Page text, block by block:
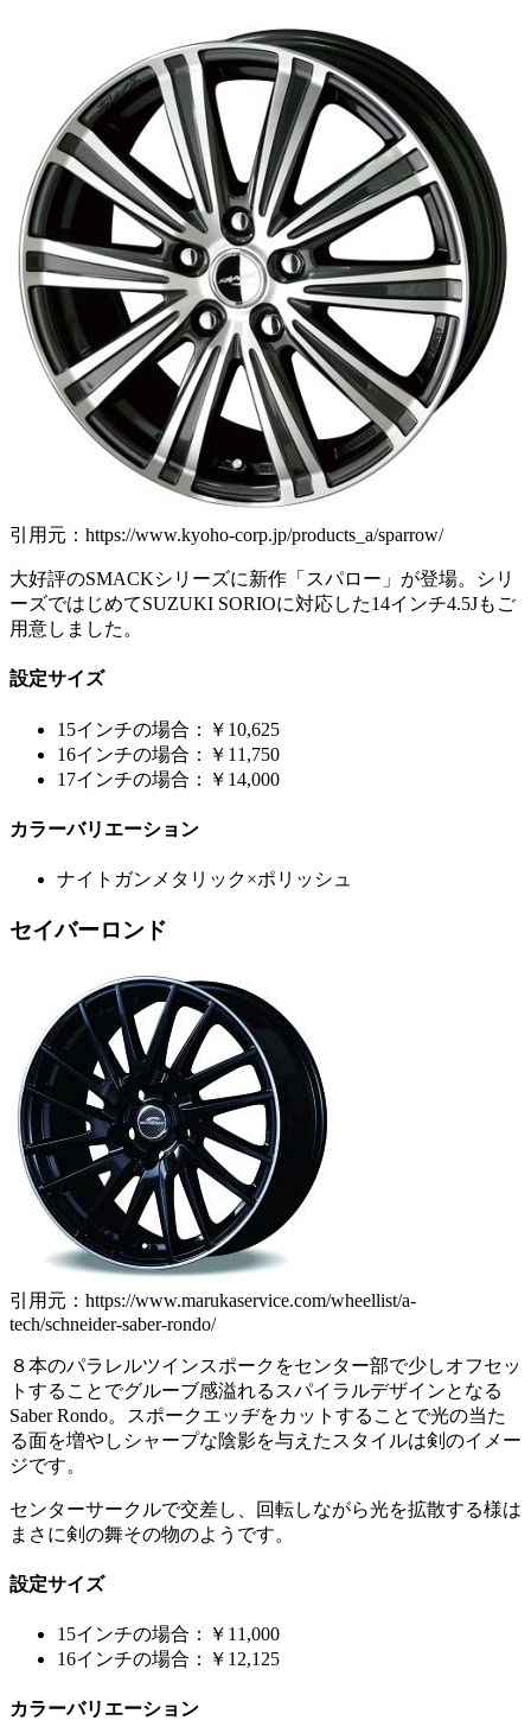
引用元：https://www.kyoho-corp.jp/products_a/sparrow/
大好評のSMACKシリーズに新作「スパロー」が登場。シリ
ーズではじめてSUZUKI SORIOに対応した14インチ4.5Jもご
用意しました。
設定サイズ
15インチの場合：￥10,625
16インチの場合：￥11,750
17インチの場合：￥14,000
カラーバリエーション
ナイトガンメタリック×ポリッシュ
セイバーロンド
引用元：https://www.marukaservice.com/wheellist/a-
tech/schneider-saber-rondo/
８本のパラレルツインスポークをセンター部で少しオフセッ
トすることでグルーブ感溢れるスパイラルデザインとなる
Saber Rondo。スポークエッヂをカットすることで光の当た
る面を増やしシャープな陰影を与えたスタイルは剣のイメー
ジです。
センターサークルで交差し、回転しながら光を拡散する様は
まさに剣の舞その物のようです。
設定サイズ
15インチの場合：￥11,000
16インチの場合：￥12,125
カラーバリエーション